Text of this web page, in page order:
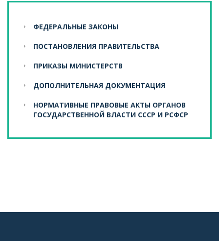
ФЕДЕРАЛЬНЫЕ ЗАКОНЫ
ПОСТАНОВЛЕНИЯ ПРАВИТЕЛЬСТВА
ПРИКАЗЫ МИНИСТЕРСТВ
ДОПОЛНИТЕЛЬНАЯ ДОКУМЕНТАЦИЯ
НОРМАТИВНЫЕ ПРАВОВЫЕ АКТЫ ОРГАНОВ
ГОСУДАРСТВЕННОЙ ВЛАСТИ СССР И РСФСР